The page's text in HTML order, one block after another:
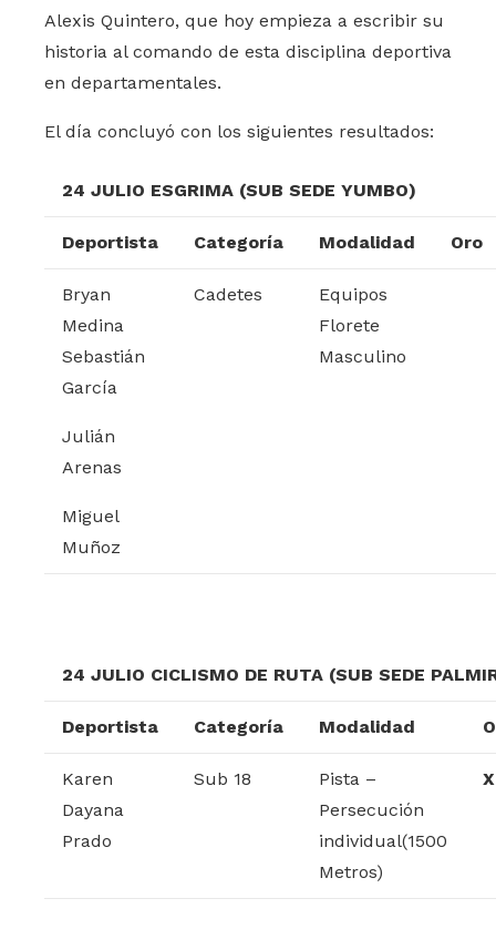
Alexis Quintero, que hoy empieza a escribir su
historia al comando de esta disciplina deportiva
en departamentales.
El día concluyó con los siguientes resultados:
24 JULIO ESGRIMA (SUB SEDE YUMBO)
Deportista Categoría Modalidad Oro
Bryan
Medina
Sebastián
García
Julián
Arenas
Miguel
Muñoz
Cadetes
Equipos
Florete
Masculino
24 JULIO CICLISMO DE RUTA (SUB SEDE
Deportista Categoría Modalidad
Karen
Dayana
Prado
Sub 18
Pista –
Persecución
individual(1500
Metros)
X